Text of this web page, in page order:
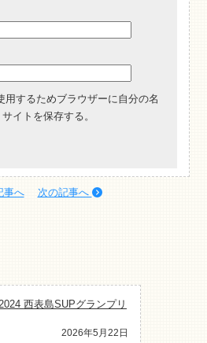
用するためブラウザーに自分の名
イトを保存する。
事へ 次の記事へ
西表島SUPグランプリ
2026年5月22日